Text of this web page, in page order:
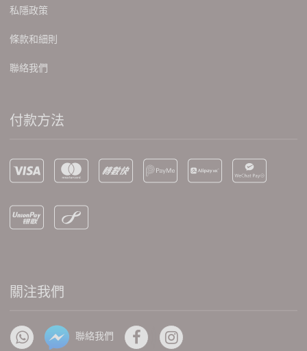
私隱政策
條款和細則
聯絡我們
付款方法
關注我們
聯絡我們